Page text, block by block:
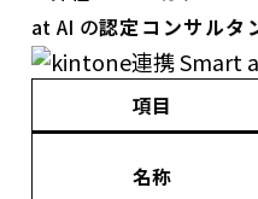
at AI の認定コンサルタ
項目
名称